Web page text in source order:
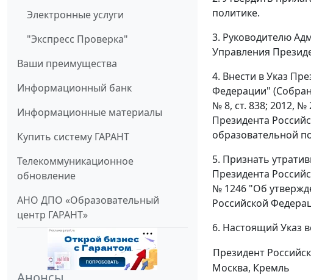
Электронные услуги
"Экспресс Проверка"
Ваши преимущества
Информационный банк
Информационные материалы
Купить систему ГАРАНТ
Телекоммуникационное
обновление
АНО ДПО «Образовательный
центр ГАРАНТ»
политике.
3. Руководителю
Управления
4. Внести в Указ
Федерации"
№ 8, ст. 838; 2012, №
Президента
образовательной
5. Признать
Президента
№ 1246 "Об
Российской
6. Настоящий Указ
Президент
Москва, Кремль